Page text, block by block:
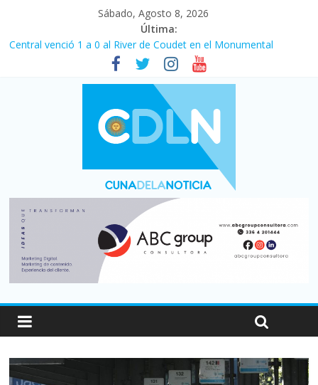
Sábado, Agosto 8, 2026
Última:
Central venció 1 a 0 al River de Coudet en el Monumental
La morosidad alcanzó su nivel más alto en dos décadas y ya
afecta a 400 mil deudores en Santa Fe
Desde que asumió Milei cerraron 41.000 kioscos: el sector
denuncia crisis como en 2001
Vacaciones de invierno con más movimiento y consumo
turístico: 4,6 millones de personas viajaron por el país, un 5,9%
Fuerte caída de la venta de autos usados en julio: bajó un 12,6%